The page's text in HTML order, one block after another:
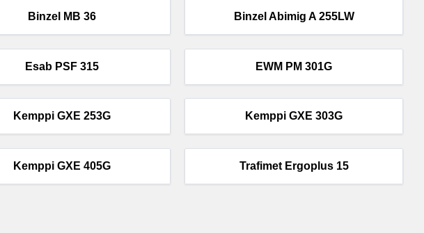
Binzel MB 36 Binzel Abimig A 255LW
Esab PSF 315 EWM PM 301G
Kemppi GXE 253G Kemppi GXE 303G
Kemppi GXE 405G Trafimet Ergoplus 15